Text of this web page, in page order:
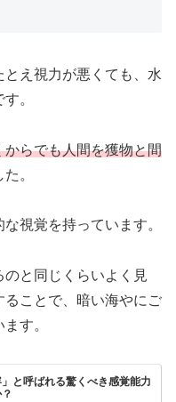
え視力が悪くても、水
。
らでも人間を獲物と間
。
視覚を持っています。
と同じくらいよく見
ることで、暗い海やにご
す。
と呼ばれる驚くべき感覚能力